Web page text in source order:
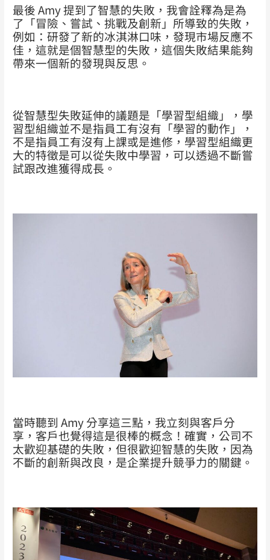
最後 Amy 提到了智慧的失敗，我會詮釋為是為
了「冒險、嘗試、挑戰及創新」所導致的失敗，
例如：研發了新的冰淇淋口味，發現市場反應不
佳，這就是個智慧型的失敗，這個失敗結果能夠
帶來一個新的發現與反思。
從智慧型失敗延伸的議題是「學習型組織」，學
習型組織並不是指員工有沒有「學習的動作」，
不是指員工有沒有上課或是進修，學習型組織更
大的特徵是可以從失敗中學習，可以透過不斷嘗
試跟改進獲得成長。
當時聽到 Amy 分享這三點，我立刻與客戶分
享，客戶也覺得這是很棒的概念！確實，公司不
太歡迎基礎的失敗，但很歡迎智慧的失敗，因為
不斷的創新與改良，是企業提升競爭力的關鍵。